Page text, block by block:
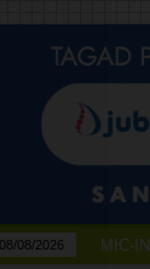
08/08/2026 MIC-